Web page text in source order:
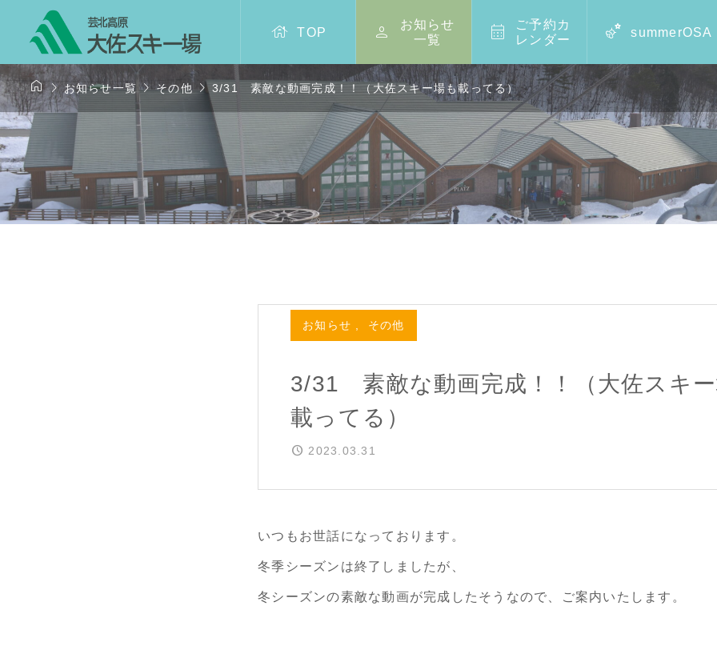
 TOP 
お知らせ
一覧

ご予約カ
レンダー
 summerOSA
お知らせ一覧その他3/31 素敵な動画完成！！（大佐スキー場も載ってる）
お知らせ その他
3/31 素敵な動画完成！！（大佐スキ
載ってる）
2023.03.31
いつもお世話になっております。
冬季シーズンは終了しましたが、
冬シーズンの素敵な動画が完成したそうなので、ご案内いたします。